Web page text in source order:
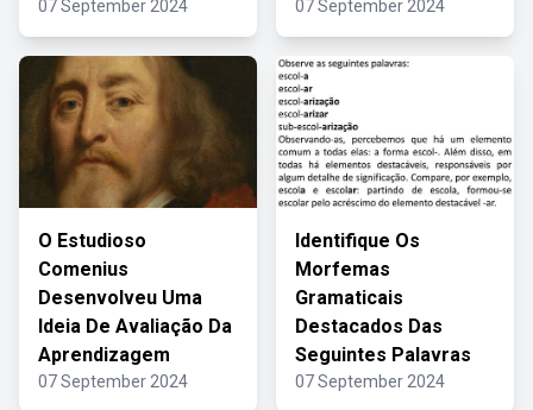
07 September 2024 07 September 2024
O Estudioso
Comenius
Desenvolveu Uma
Ideia De Avaliação Da
Aprendizagem
07 September 2024
Identifique Os
Morfemas
Gramaticais
Destacados Das
Seguintes Palavras
07 September 2024